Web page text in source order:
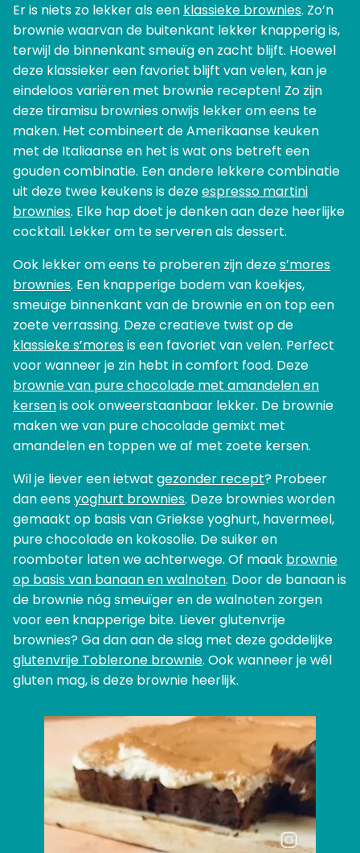
Er is niets zo lekker als een klassieke brownies. Zo’n
brownie waarvan de buitenkant lekker knapperig is,
terwijl de binnenkant smeuïg en zacht blijft. Hoewel
deze klassieker een favoriet blijft van velen, kan je
eindeloos variëren met brownie recepten! Zo zijn
deze tiramisu brownies onwijs lekker om eens te
maken. Het combineert de Amerikaanse keuken
met de Italiaanse en het is wat ons betreft een
gouden combinatie. Een andere lekkere combinatie
uit deze twee keukens is dezeespresso martini
brownies. Elke hap doet je denken aan deze heerlijke
cocktail. Lekker om te serveren als dessert.
Ook lekker om eens te proberen zijn dezes’mores
brownies. Een knapperige bodem van koekjes,
smeuïge binnenkant van de brownie en on top een
zoete verrassing. Deze creatieve twist op de
klassieke s’moresis een favoriet van velen. Perfect
voor wanneer je zin hebt in comfort food. Deze
brownie van pure chocolade met amandelen en
kersenis ook onweerstaanbaar lekker. De brownie
maken we van pure chocolade gemixt met
amandelen en toppen we af met zoete kersen.
Wil je liever een ietwat gezonder recept? Probeer
dan eensyoghurt brownies. Deze brownies worden
gemaakt op basis van Griekse yoghurt, havermeel,
pure chocolade en kokosolie. De suiker en
roomboter laten we achterwege. Of maak brownie
op basis van banaan en walnoten. Door de banaan is
de brownie nóg smeuïger en de walnoten zorgen
voor een knapperige bite. Liever glutenvrije
brownies? Ga dan aan de slag met deze goddelijke
glutenvrije Toblerone brownie. Ook wanneer je wél
gluten mag, is deze brownie heerlijk.